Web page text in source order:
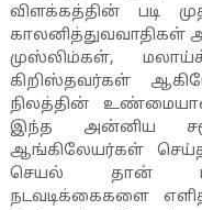
விளக்கத்தின் படி
காலனித்துவவாதிகள்
முஸ்லிம்கள்,
கிறிஸ்தவர்கள்
நிலத்தின்
இந்த அன்னிய
ஆங்கிலேயர்கள்
செயல் தான்
நடவடிக்கைகளை